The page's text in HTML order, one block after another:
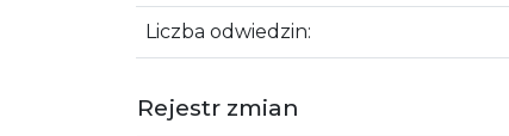
Liczba odwiedzin:
Rejestr zmian